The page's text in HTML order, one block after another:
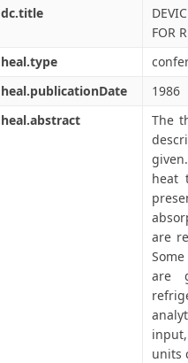
dc.title
FOR
heal.type
heal.publicationDate
1986
heal.abstract
The
heat
are
are
units